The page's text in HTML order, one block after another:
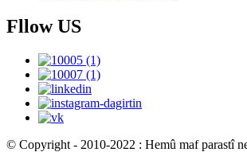
Fllow US
© Copyright - 2010-2022 : Hemû maf parastî